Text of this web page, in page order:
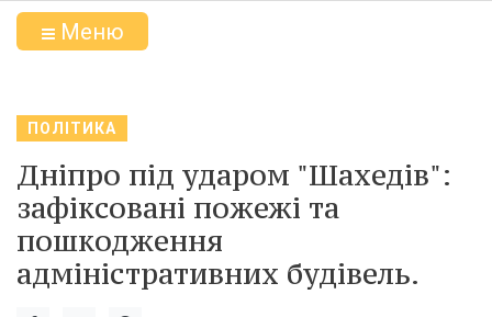
Меню
ПОЛІТИКА
Дніпро під ударом "Шахедів":
зафіксовані пожежі та
пошкодження
адміністративних будівель.